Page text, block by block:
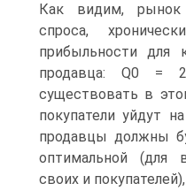
Как видим, рынок
спроса,
прибыльности для
продавца: Q0 =
существовать в
покупатели уйдут
продавцы должны
оптимальной (для
своих и